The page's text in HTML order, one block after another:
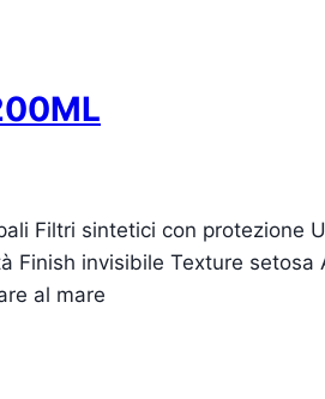
Filtri sintetici con protezione
invisibile Texture
al mare